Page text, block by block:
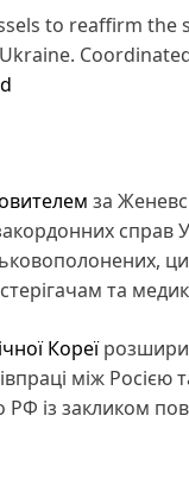
to reaffirm the
за
справ
та
Кореї
між
із закликом